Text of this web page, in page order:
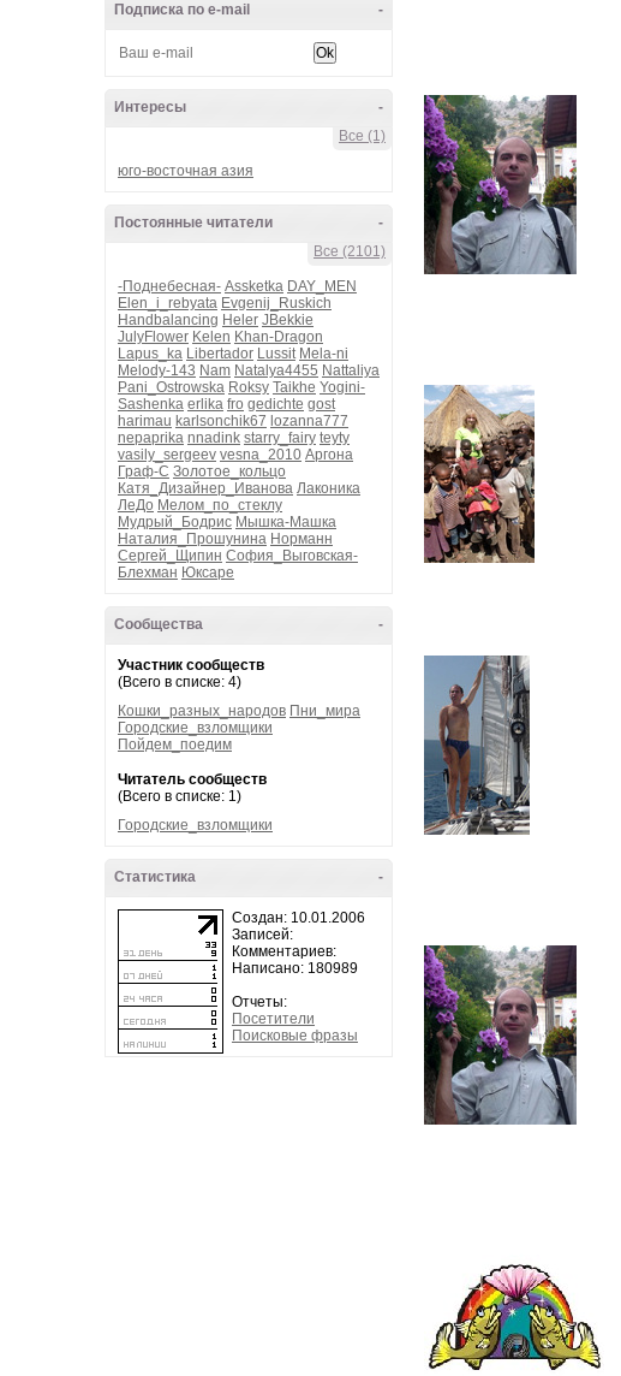
-
Подписка по e-mail
-
Интересы
Все (1)
юго-восточная азия
-
Постоянные читатели
Все (2101)
-Поднебесная- Assketka DAY_MEN
Elen_i_rebyata Evgenij_Ruskich
Handbalancing Heler JBekkie
JulyFlower Kelen Khan-Dragon
Lapus_ka Libertador Lussit Mela-ni
Melody-143 Nam Natalya4455 Nattaliya
Pani_Ostrowska Roksy Taikhe Yogini-
Sashenka erlika fro gedichte gost
harimau karlsonchik67 lozanna777
nepaprika nnadink starry_fairy teyty
vasily_sergeev vesna_2010 Аргона
Граф-С Золотое_кольцо
Катя_Дизайнер_Иванова Лаконика
ЛеДо Мелом_по_стеклу
Мудрый_Бодрис Мышка-Машка
Наталия_Прошунина Норманн
Сергей_Щипин София_Выговская-
Блехман Юксаре
-
Сообщества
Участник сообществ
(Всего в списке: 4)
Кошки_разных_народов Пни_мира
Городские_взломщики
Пойдем_поедим
Читатель сообществ
(Всего в списке: 1)
Городские_взломщики
-
Статистика
Создан: 10.01.2006
Записей:
Комментариев:
Написано: 180989
Отчеты:
Посетители
Поисковые фразы